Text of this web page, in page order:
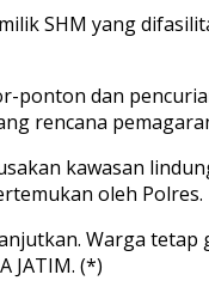
SHM yang
ponton dan
rencana
kawasan
oleh Polres.
Warga
JATIM. (*)